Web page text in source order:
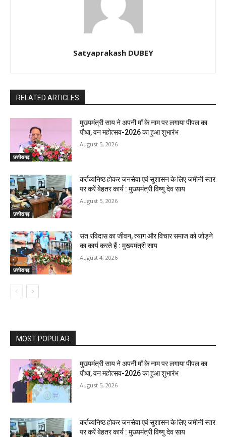
Satyaprakash DUBEY
RELATED ARTICLES
छत्तीसगढ़
मुख्यमंत्री साय ने अपनी माँ के नाम पर लगाया पीपल का
पौधा, वन महोत्सव-2026 का हुआ शुभारंभ
August 5, 2026
छत्तीसगढ़
कर्तव्यनिष्ठ होकर जनसेवा एवं सुशासन के लिए जमीनी स्तर
पर करें बेहतर कार्य : मुख्यमंत्री विष्णु देव साय
August 5, 2026
छत्तीसगढ़
संत रविदास का जीवन, त्याग और विचार समाज को जोड़ने
का कार्य करते हैं : मुख्यमंत्री साय
August 4, 2026
MOST POPULAR
मुख्यमंत्री साय ने अपनी माँ के नाम पर लगाया पीपल का
पौधा, वन महोत्सव-2026 का हुआ शुभारंभ
August 5, 2026
कर्तव्यनिष्ठ होकर जनसेवा एवं सुशासन के लिए जमीनी स्तर
पर करें बेहतर कार्य : मुख्यमंत्री विष्णु देव साय